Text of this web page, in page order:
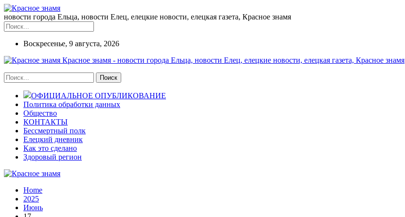
новости города Ельца, новости Елец, елецкие новости, елецкая газета, Красное знамя
Воскресенье, 9 августа, 2026
Красное знамя - новости города Ельца, новости Елец, елецкие новости, елецкая газета, Красное знамя
ОФИЦИАЛЬНОЕ ОПУБЛИКОВАНИЕ
Политика обработки данных
Общество
КОНТАКТЫ
Бессмертный полк
Елецкий дневник
Как это сделано
Здоровый регион
Home
2025
Июнь